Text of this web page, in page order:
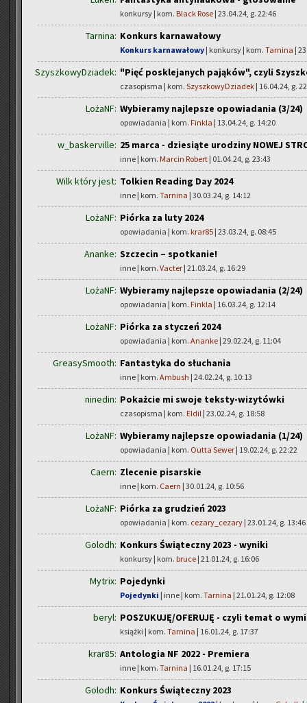
konkursy | kom. Black Rose | 23.04.24, g. 22:46
Tarnina: Konkurs karnawałowy
Konkurs karnawałowy | konkursy | kom. Tarnina |
SzyszkowyDziadek: "Pięć posklejanych pająków", czyli
czasopisma | kom. SzyszkowyDziadek | 16.04.24, g.
LożaNF: Wybieramy najlepsze opowiadania (3/24)
opowiadania | kom. Finkla | 13.04.24, g. 14:20
w_baskerville: 25 marca - dziesiąte urodziny NOWEJ
inne | kom. Marcin Robert | 01.04.24, g. 23:43
Wilk który jest: Tolkien Reading Day 2024
inne | kom. Tarnina | 30.03.24, g. 14:12
LożaNF: Piórka za luty 2024
opowiadania | kom. krar85 | 23.03.24, g. 08:45
Ananke: Szczecin – spotkanie!
inne | kom. Vacter | 21.03.24, g. 16:29
LożaNF: Wybieramy najlepsze opowiadania (2/24)
opowiadania | kom. Finkla | 16.03.24, g. 12:14
LożaNF: Piórka za styczeń 2024
opowiadania | kom. Ananke | 29.02.24, g. 11:04
GreasySmooth: Fantastyka do słuchania
inne | kom. Ambush | 24.02.24, g. 10:13
ninedin: Pokażcie mi swoje teksty-wizytówki
czasopisma | kom. Eldil | 23.02.24, g. 18:58
LożaNF: Wybieramy najlepsze opowiadania (1/24)
opowiadania | kom. Outta Sewer | 19.02.24, g. 22:22
Caern: Zlecenie pisarskie
inne | kom. Caern | 30.01.24, g. 10:56
LożaNF: Piórka za grudzień 2023
opowiadania | kom. cezary_cezary | 23.01.24, g. 13:46
Golodh: Konkurs Świąteczny 2023 - wyniki
konkursy | kom. bruce | 21.01.24, g. 16:06
Mytrix: Pojedynki
Pojedynki | inne | kom. Tarnina | 21.01.24, g. 12:08
beryl: POSZUKUJĘ/OFERUJĘ - czyli temat o
książki | kom. Tarnina | 16.01.24, g. 17:37
krar85: Antologia NF 2022 - Premiera
inne | kom. Tarnina | 16.01.24, g. 17:15
Golodh: Konkurs Świąteczny 2023